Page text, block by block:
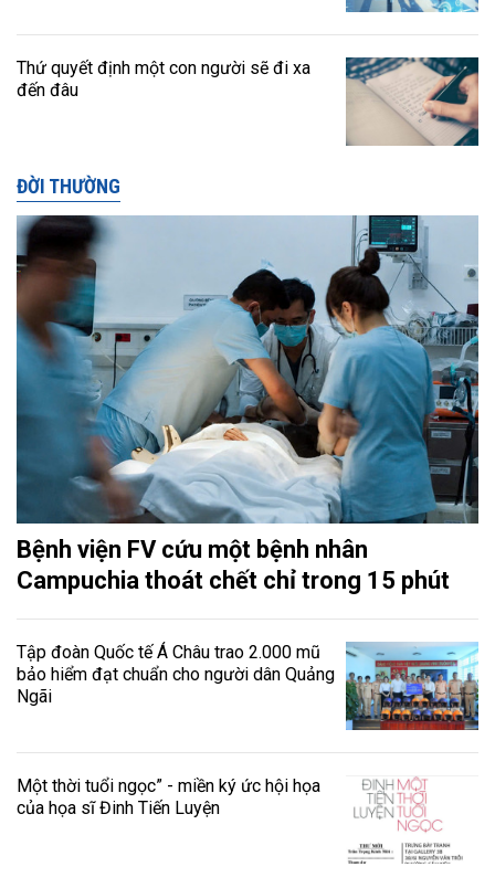
Thứ quyết định một con người sẽ đi xa
đến đâu
ĐỜI THƯỜNG
Bệnh viện FV cứu một bệnh nhân
Campuchia thoát chết chỉ trong 15 phút
Tập đoàn Quốc tế Á Châu trao 2.000 mũ
bảo hiểm đạt chuẩn cho người dân Quảng
Ngãi
Một thời tuổi ngọc” - miền ký ức hội họa
của họa sĩ Đinh Tiến Luyện